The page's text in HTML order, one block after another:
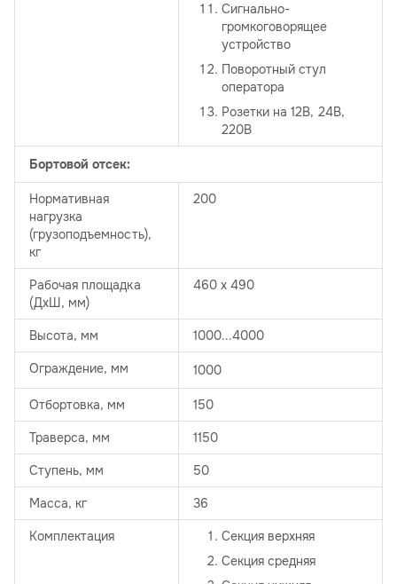
Сигнально-
громкоговорящее
устройство
Поворотный стул
оператора
Розетки на 12В, 24В,
220В
Бортовой отсек:
Нормативная
нагрузка
(грузоподъемность),
кг
200
Рабочая площадка
(ДхШ, мм)
460 х 490
Высота, мм 1000...4000
Ограждение, мм 1000
Отбортовка, мм 150
Траверса, мм 1150
Ступень, мм 50
Масса, кг 36
Комплектация
Секция верхняя
Секция средняя